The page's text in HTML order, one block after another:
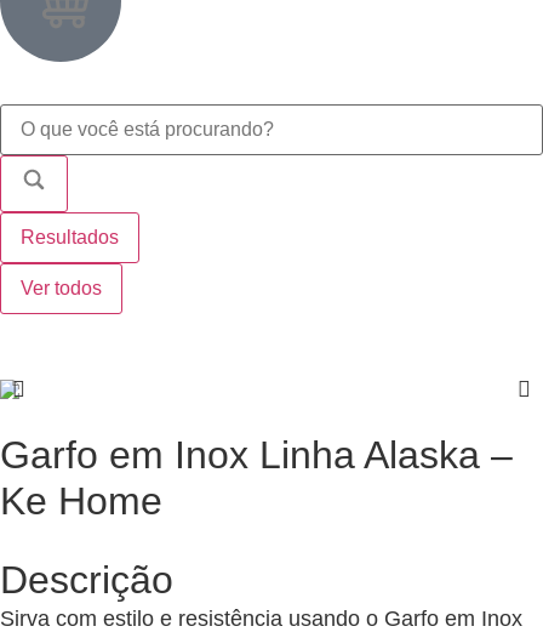
Resultados
Ver todos
Garfo em Inox Linha Alaska –
Ke Home
Descrição
Sirva com estilo e resistência usando o Garfo em Inox